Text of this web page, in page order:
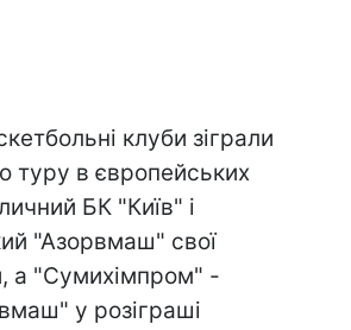
клуби зіграли
туру в європейських
БК "Київ" і
"Азорвмаш" свої
а "Сумихімпром" -
у розіграші